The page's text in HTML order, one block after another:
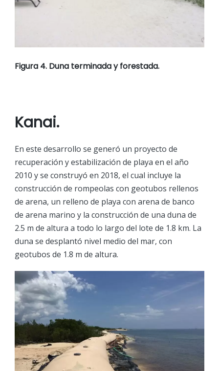
Figura 4. Duna terminada y forestada.
Kanai.
En este desarrollo se generó un proyecto de
recuperación y estabilización de playa en el año
2010 y se construyó en 2018, el cual incluye la
construcción de rompeolas con geotubos rellenos
de arena, un relleno de playa con arena de banco
de arena marino y la construcción de una duna de
2.5 m de altura a todo lo largo del lote de 1.8 km. La
duna se desplantó nivel medio del mar, con
geotubos de 1.8 m de altura.